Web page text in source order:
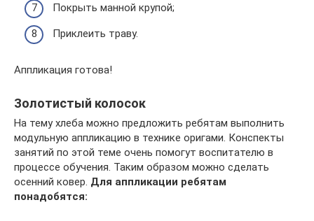
Покрыть манной крупой;
Приклеить траву.
Аппликация готова!
Золотистый колосок
На тему хлеба можно предложить ребятам выполнить
модульную аппликацию в технике оригами. Конспекты
занятий по этой теме очень помогут воспитателю в
процессе обучения. Таким образом можно сделать
осенний ковер. Для аппликации ребятам
понадобятся: